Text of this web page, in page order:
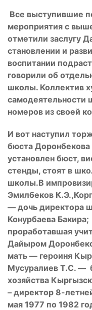
Все выступившие
мероприятия с
отметили заслугу
становлении и
воспитании
говорили об
школы. Коллектив
самодеятельности
номеров из своей
И вот наступил
бюста
установлен бюст,
стенды, стоят в
школы.В
Эмилбеков
— дочь директора
Конурбаева
проработавшая
Дайыром
мать — героиня
Мусуралиев Т.С. —
хозяйства
– директор 8-
мая 1977 по 1982